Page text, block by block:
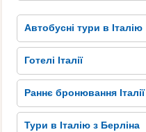
Автобусні тури в Італію
Готелі Італії
Раннє бронювання Італії
Тури в Італію з Берліна